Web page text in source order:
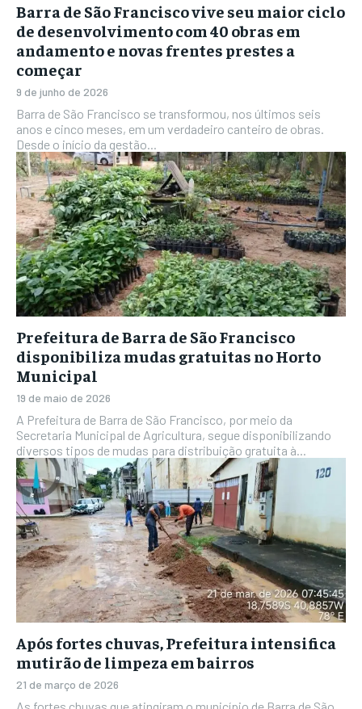
Barra de São Francisco vive seu maior ciclo
de desenvolvimento com 40 obras em
andamento e novas frentes prestes a
começar
9 de junho de 2026
Barra de São Francisco se transformou, nos últimos seis
anos e cinco meses, em um verdadeiro canteiro de obras.
Desde o início da gestão...
Prefeitura de Barra de São Francisco
disponibiliza mudas gratuitas no Horto
Municipal
19 de maio de 2026
A Prefeitura de Barra de São Francisco, por meio da
Secretaria Municipal de Agricultura, segue disponibilizando
diversos tipos de mudas para distribuição gratuita à...
Após fortes chuvas, Prefeitura intensifica
mutirão de limpeza em bairros
21 de março de 2026